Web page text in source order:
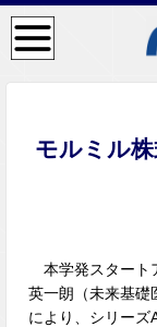
検
索・
メニ
モルミル
本学発スタート
英一朗（未来基礎
により、シリーズ